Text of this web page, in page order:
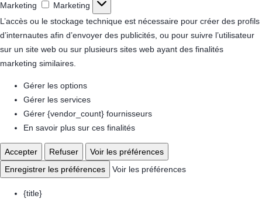
Marketing
Marketing
L’accès ou le stockage technique est nécessaire pour créer des profils
d’internautes afin d’envoyer des publicités, ou pour suivre l’utilisateur
sur un site web ou sur plusieurs sites web ayant des finalités
marketing similaires.
Gérer les options
Gérer les services
Gérer {vendor_count} fournisseurs
En savoir plus sur ces finalités
Accepter Refuser
Voir les préférences
Enregistrer les préférences
Voir les préférences
{title}